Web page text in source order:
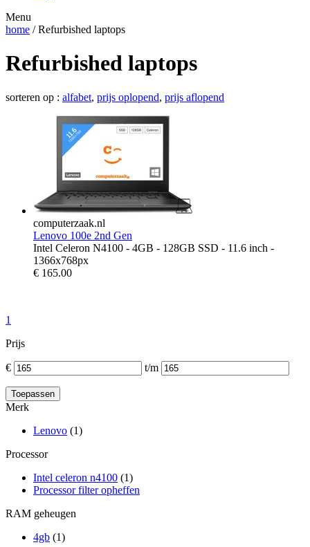
Menu
home / Refurbished laptops
Refurbished laptops
sorteren op : alfabet, prijs oplopend, prijs aflopend
computerzaak.nl
Lenovo 100e 2nd Gen
Intel Celeron N4100 - 4GB - 128GB SSD - 11.6 inch -
1366x768px
€ 165.00
1
Prijs
€ t/m
Merk
Lenovo (1)
Processor
Intel celeron n4100 (1)
Processor filter opheffen
RAM geheugen
4gb (1)